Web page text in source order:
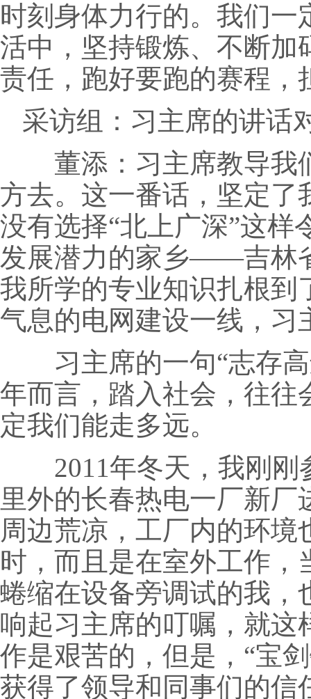
时刻身体力行的。我们
活中，坚持锻炼、不断加
责任，跑好要跑的赛程，
采访组：习主席的讲话
董添：习主席教导我
方去。这一番话，坚定了
没有选择“北上广深”这
发展潜力的家乡——吉林
我所学的专业知识扎根到
气息的电网建设一线，习
习主席的一句“志存高
年而言，踏入社会，往往
定我们能走多远。
2011年冬天，我刚刚
里外的长春热电一厂新
周边荒凉，工厂内的环
时，而且是在室外工作
蜷缩在设备旁调试的我，
响起习主席的叮嘱，就这
作是艰苦的，但是，“宝
获得了领导和同事们的信